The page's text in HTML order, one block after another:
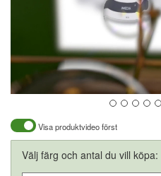
Visa produktvideo först
Välj färg och antal du vill köpa: